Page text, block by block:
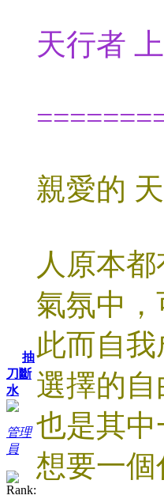
抽
刀斷
水
管理
員
天行者 上
親愛的
人原本
氣氛中
此而自
選擇的
也是其
想要一